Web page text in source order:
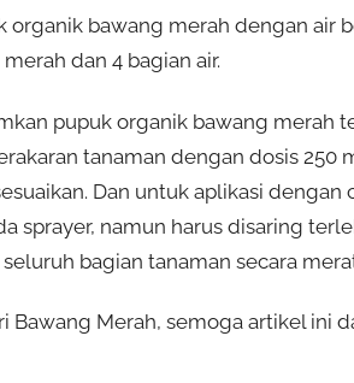
bawang merah dengan air
dan 4 bagian air.
pupuk organik bawang merah
tanaman dengan dosis 250
Dan untuk aplikasi dengan
sprayer, namun harus disaring
bagian tanaman secara
Bawang Merah, semoga artikel ini